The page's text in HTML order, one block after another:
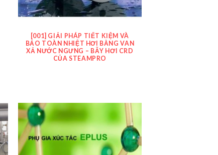
[001] GIẢI PHÁP TIẾT KIỆM VÀ
BẢO TOÀN NHIỆT HƠI BẰNG VAN
XẢ NƯỚC NGƯNG – BẪY HƠI CRD
CỦA STEAMPRO